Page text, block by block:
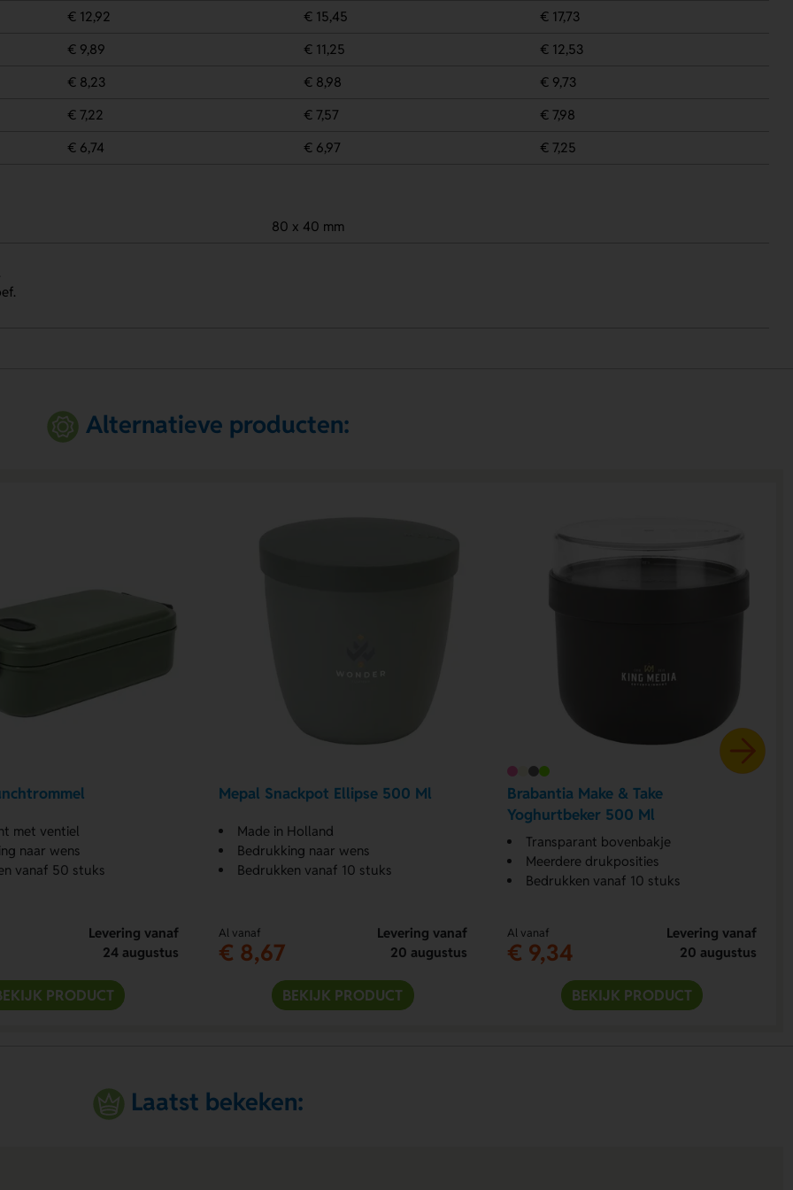
€ 12,92 € 15,45
€ 17,73
€ 9,89
€ 11,25
€ 12,53
€ 8,23
€ 8,98
€ 9,73
€ 7,22
€ 7,57
€ 7,98
€ 6,74
€ 6,97 € 7,25
80 x 40 mm
Alternatieve producten:
met ventiel
naar wens
vanaf 50 stuks
Levering vanaf
24 augustus
PRODUCT
Mepal Snackpot Ellipse 500 Ml
Made in Holland
Bedrukking naar wens
Bedrukken vanaf 10 stuks
Al vanaf
€ 8,67
Levering vanaf
20 augustus
BEKIJK PRODUCT
Brabantia Make & Take
Yoghurtbeker 500 Ml
Transparant bovenbakje
Meerdere drukposities
Bedrukken vanaf 10 stuks
Al vanaf
€ 9,34
Levering vanaf
20 augustus
BEKIJK PRODUCT
Laatst bekeken: